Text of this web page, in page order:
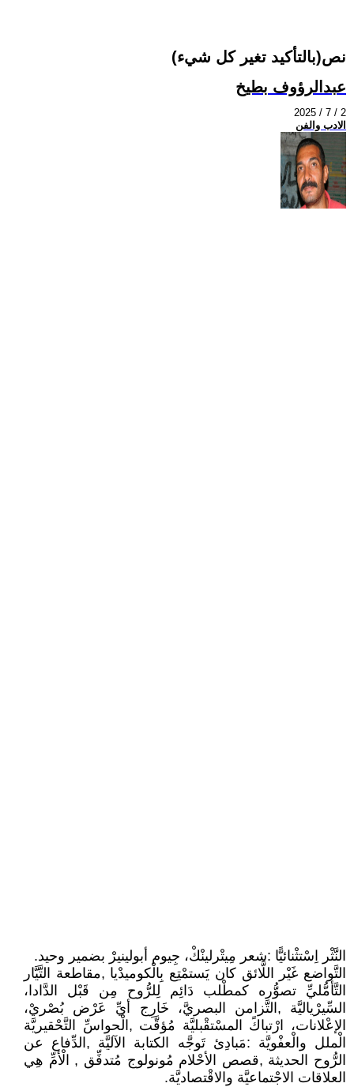
نص(بالتأكيد تغير كل شيء)
عبدالرؤوف بطيخ
2025 / 7 / 2
الادب والفن
النَّثْر اِسْتثْنائيًّا :شعر مِيتْرلينْكْ، جِيوم أبولينيرْ بضمير وحيد.
التَّواضع غَيْر اللَّائق كان يَستمْتِع بِالْكوميدْيا ,مقاطعة التَّيَّار
التَّأمُّليِّ تصوُّره كمطْلب دَائِم لِلرُّوح مِن قَبْل الدَّادا،
السِّيرْياليَّة ,التَّزامن البصريَّ، خَارِج أيِّ عَرْض بُصْريْ،
الإعْلانات، ارْتباكً المسْتقْبليَّة مُؤقَّت ,الْحواسِّ التَّحْقيريَّة
الْملل والْعفْويَّة :مَبادِئ تَوجَّه الكتابة الآليَّة ,الدِّفاع عن
الرُّوح الحديثة ,قصص الأحْلام مُونولوج مُتدفِّق , الْأمِّ هِي
العلاقات الاجْتماعيَّة والاقْتصاديَّة.